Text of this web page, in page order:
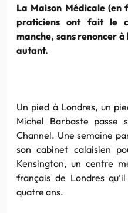
La Maison Médicale (en
praticiens ont fait le
manche, sans renoncer
autant.
Un pied à Londres, un
Michel Barbaste
Channel. Une semaine
son cabinet calaisien
Kensington, un centre
français de Londres
quatre ans.